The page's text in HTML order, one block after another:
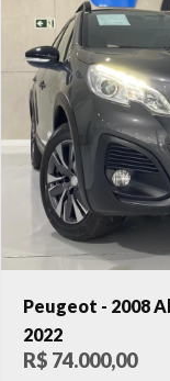
Peugeot - 2008
2022
R$ 74.000,00